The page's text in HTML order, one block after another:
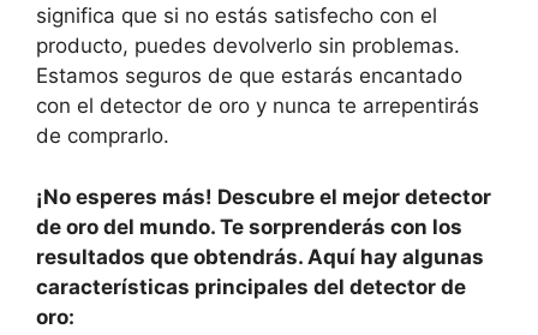
significa que si no estás satisfecho con el
producto, puedes devolverlo sin problemas.
Estamos seguros de que estarás encantado
con el detector de oro y nunca te arrepentirás
de comprarlo.
¡No esperes más! Descubre el mejor detector
de oro del mundo. Te sorprenderás con los
resultados que obtendrás. Aquí hay algunas
características principales del detector de
oro: